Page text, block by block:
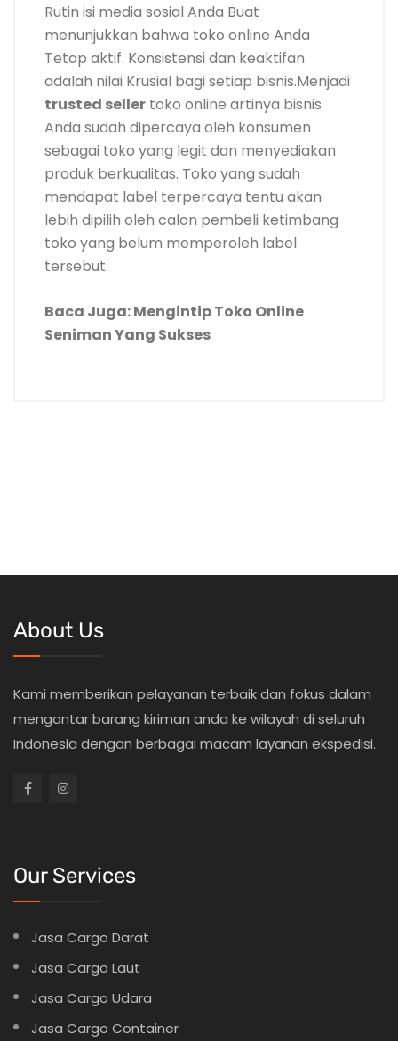
Rutin isi media sosial Anda Buat
menunjukkan bahwa toko online Anda
Tetap aktif. Konsistensi dan keaktifan
adalah nilai Krusial bagi setiap bisnis.Menjadi
trusted seller toko online artinya bisnis
Anda sudah dipercaya oleh konsumen
sebagai toko yang legit dan menyediakan
produk berkualitas. Toko yang sudah
mendapat label terpercaya tentu akan
lebih dipilih oleh calon pembeli ketimbang
toko yang belum memperoleh label
tersebut.
Baca Juga: Mengintip Toko Online
Seniman Yang Sukses
About Us
Kami memberikan pelayanan terbaik dan fokus dalam
mengantar barang kiriman anda ke wilayah di seluruh
Indonesia dengan berbagai macam layanan ekspedisi.
Our Services
Jasa Cargo Darat
Jasa Cargo Laut
Jasa Cargo Udara
Jasa Cargo Container